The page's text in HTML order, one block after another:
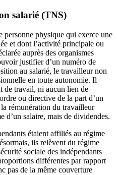
salarié (TNS)
personne physique qui exerce une
et dont l’activité principale ou
auprès des organismes
justifier d’un numéro de
au salarié, le travailleur non
en toute autonomie. Il
de travail, ni aucun lien de
ou directive de la part d’un
rémunération du travailleur
d’un salaire, mais de dividendes.
étaient affiliés au régime
ils relèvent du régime
sociale des indépendants
différentes par rapport
pas de la même couverture